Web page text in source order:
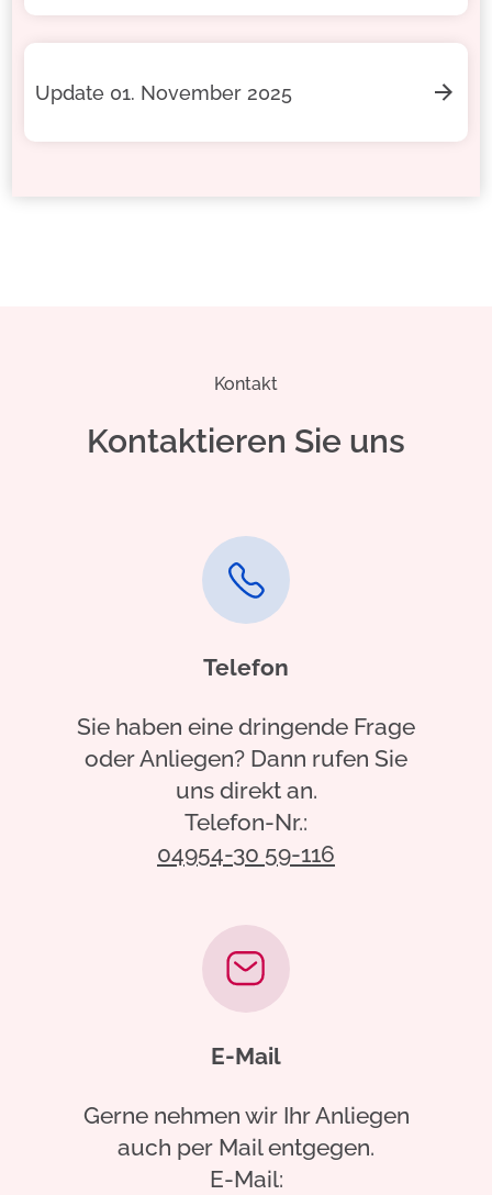
Update 01. November 2025
Kontakt
Kontaktieren Sie uns
Telefon
Sie haben eine dringende Frage
oder Anliegen? Dann rufen Sie
uns direkt an.
Telefon-Nr.:
04954-30 59-116
E-Mail
Gerne nehmen wir Ihr Anliegen
auch per Mail entgegen.
E-Mail: